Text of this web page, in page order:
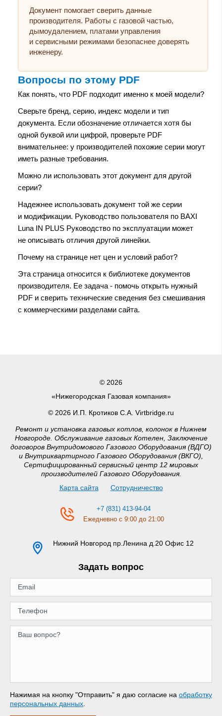
Документ помогает сверить данные
производителя. Работы с газовой частью,
дымоудалением, платами управления
и сервисными режимами безопаснее доверять
инженеру.
Вопросы по этому PDF
Как понять, что PDF подходит именно к моей модели?
Сверьте бренд, серию, индекс модели и тип
документа. Если обозначение отличается хотя бы
одной буквой или цифрой, проверьте PDF
внимательнее: у производителей похожие серии могут
иметь разные требования.
Можно ли использовать этот документ для другой
серии?
Надежнее использовать документ той же серии
и модификации. Руководство пользователя по BAXI
Luna IN PLUS Руководство по эксплуатации может
не описывать отличия другой линейки.
Почему на странице нет цен и условий работ?
Эта страница относится к библиотеке документов
производителя. Ее задача - помочь открыть нужный
PDF и сверить технические сведения без смешивания
с коммерческими разделами сайта.
© 2026
«Нижегородская Газовая компания»
© 2026 И.П. Кротиков С.А. Virtbridge.ru
Ремонт и установка газовых котлов, колонок в Нижнем
Новгороде. Обслуживание газовых Котелен, Заключение
договоров Внутридомового Газового Оборудования (ВДГО)
и Внутриквартирного Газового Оборудования (ВКГО),
Сертифицированный сервисный центр 12 мировых
производителей Газового Оборудования.
Карта сайта
Сотрудничество
+7 (831) 413-94-04
Ежедневно с 9:00 до 21:00
Нижний Новгород пр.Ленина д.20 Офис 12
Задать вопрос
Нажимая на кнопку "Отправить" я даю согласие на обработку
персональных данных